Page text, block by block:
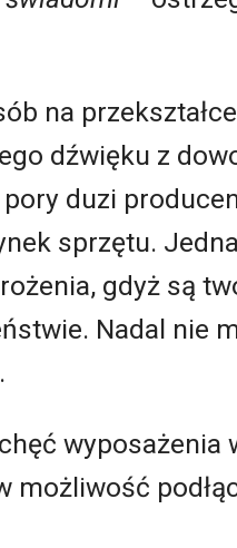
na
dźwięku z
duzi
sprzętu.
gdyż są
Nadal nie